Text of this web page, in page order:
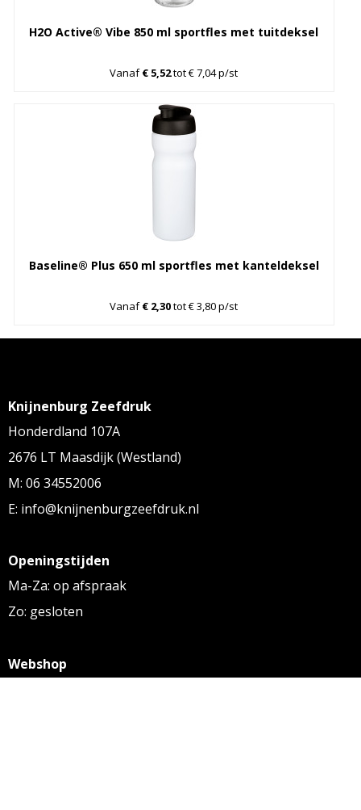
H2O Active® Vibe 850 ml sportfles met tuitdeksel
Vanaf€ 5,52tot € 7,04 p/st
Baseline® Plus 650 ml sportfles met kanteldeksel
Vanaf€ 2,30tot € 3,80 p/st
Knijnenburg Zeefdruk
Honderdland 107A
2676 LT Maasdijk (Westland)
M: 06 34552006
E: info@knijnenburgzeefdruk.nl
Openingstijden
Ma-Za: op afspraak
Zo: gesloten
Webshop